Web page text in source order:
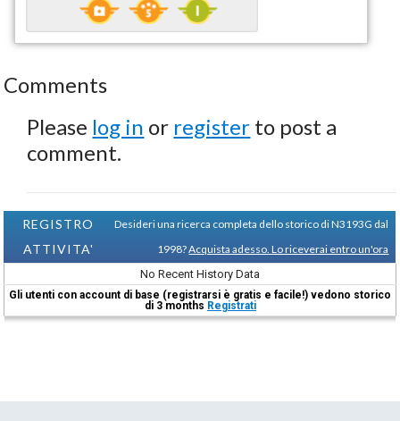
Comments
Please log in or register to post a
comment.
REGISTRO
ATTIVITA'
Desideri una ricerca completa dello storico di N3193G dal
1998?Acquista adesso. Lo riceverai entro un'ora
No Recent History Data
Gli utenti con account di base (registrarsi è gratis e facile!) vedono storico
di 3 months Registrati